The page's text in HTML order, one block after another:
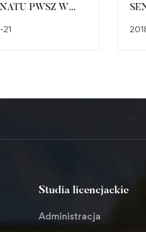
PWSZ W
21
Studia licencjackie
Administracja